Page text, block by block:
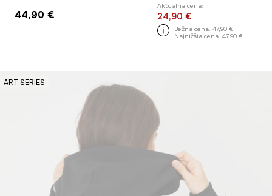
44,90 €
Aktuálna cena:
24,90 €
Bežná cena: 47,90 €
Najnižšia cena: 47,90 €
ART SERIES